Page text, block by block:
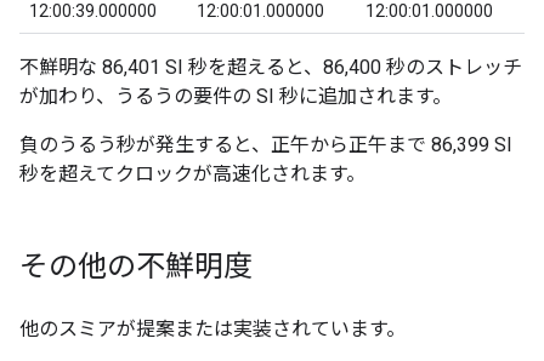
12:00:39.000000
12:00:01.000000
12:00:01.000000
不鮮明な 86,401 SI 秒を超えると、86,400 秒のストレッチ
が加わり、うるうの要件の SI 秒に追加されます。
負のうるう秒が発生すると、正午から正午まで 86,399 SI
秒を超えてクロックが高速化されます。
その他の不鮮明度
他のスミアが提案または実装されています。